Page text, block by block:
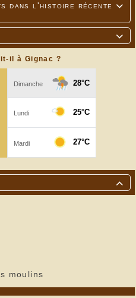

dans l'histoire récente

il à Gignac ?

moulins